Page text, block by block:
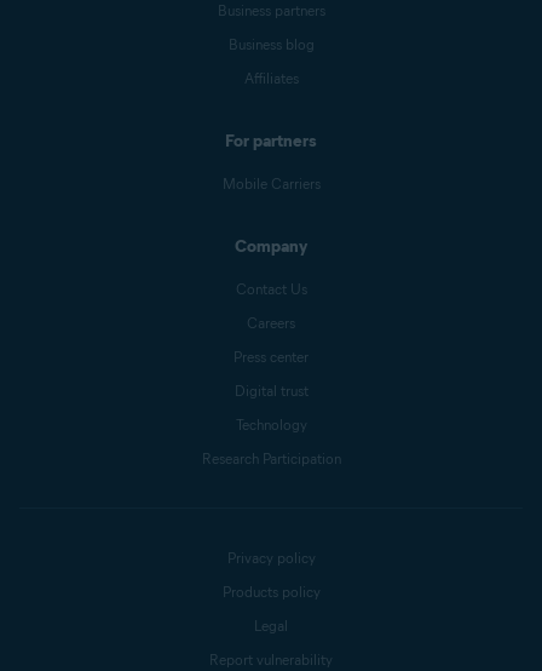
Business partners
Business blog
Affiliates
For partners
Mobile Carriers
Company
Contact Us
Careers
Press center
Digital trust
Technology
Research Participation
Privacy policy
Products policy
Legal
Report vulnerability